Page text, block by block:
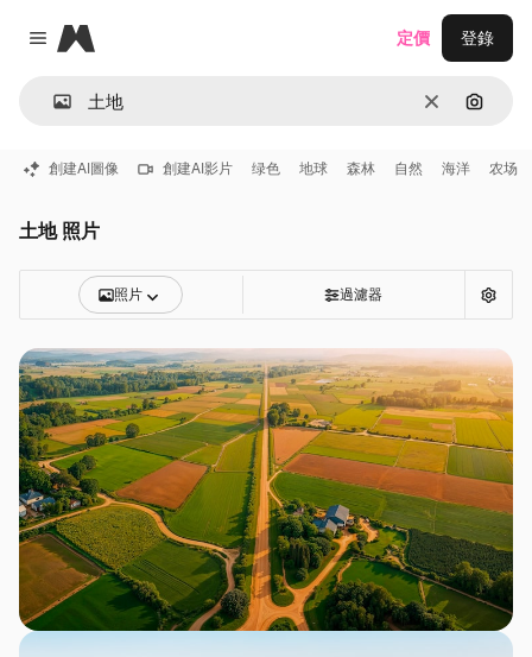
Close menu
Magnific
清除 通過圖
定價 登錄
創建AI圖像 創建AI影片 绿色 地球 森林 自然 海洋 农场
土地 照片
照片 過濾器